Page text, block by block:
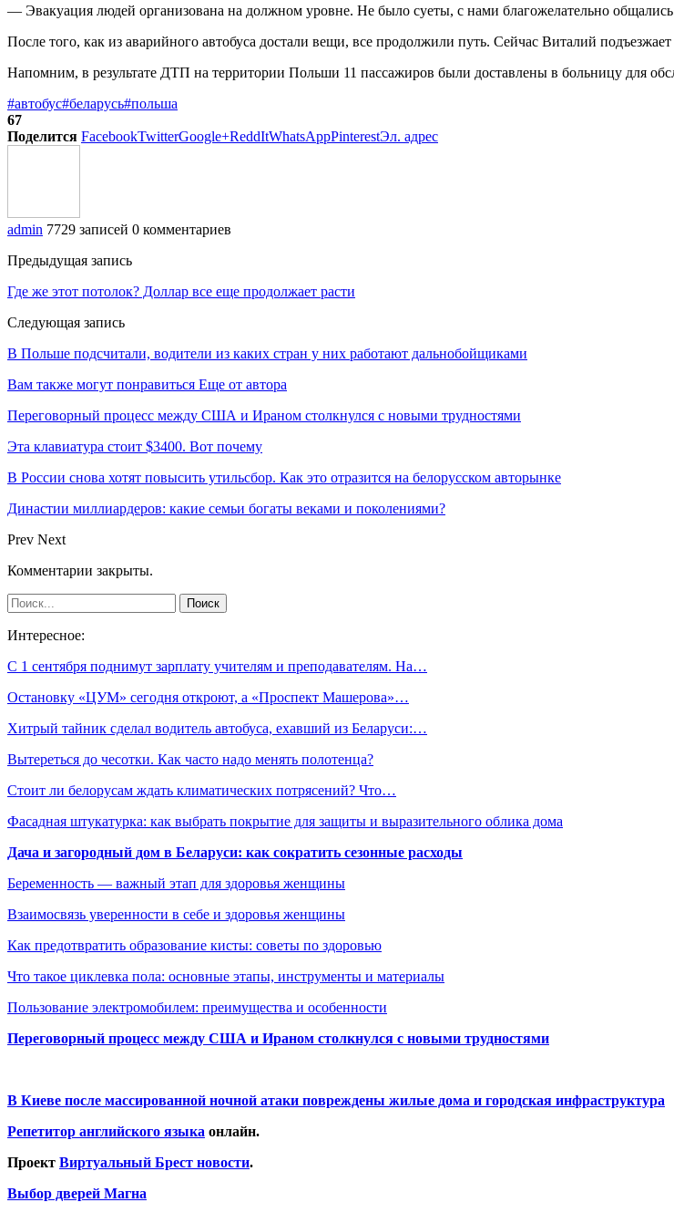
— Эвакуация людей организована на должном уровне. Не было суеты, с нами благожелательно
После того, как из аварийного автобуса достали вещи, все продолжили путь. Сейчас Виталий
Напомним, в результате ДТП на территории Польши 11 пассажиров были доставлены в больницу для
#автобус#беларусь#польша
67
Поделится FacebookTwitterGoogle+ReddItWhatsAppPinterestЭл. адрес
admin 7729 записей 0 комментариев
Предыдущая запись
Где же этот потолок? Доллар все еще продолжает расти
Следующая запись
В Польше подсчитали, водители из каких стран у них работают дальнобойщиками
Вам также могут понравиться Еще от автора
Переговорный процесс между США и Ираном столкнулся с новыми трудностями
Эта клавиатура стоит $3400. Вот почему
В России снова хотят повысить утильсбор. Как это отразится на белорусском авторынке
Династии миллиардеров: какие семьи богаты веками и поколениями?
Prev Next
Комментарии закрыты.
Интересное:
С 1 сентября поднимут зарплату учителям и преподавателям. На…
Остановку «ЦУМ» сегодня откроют, а «Проспект Машерова»…
Хитрый тайник сделал водитель автобуса, ехавший из Беларуси:…
Вытереться до чесотки. Как часто надо менять полотенца?
Стоит ли белорусам ждать климатических потрясений? Что…
Фасадная штукатурка: как выбрать покрытие для защиты и выразительного облика дома
Дача и загородный дом в Беларуси: как сократить сезонные расходы
Беременность — важный этап для здоровья женщины
Взаимосвязь уверенности в себе и здоровья женщины
Как предотвратить образование кисты: советы по здоровью
Что такое циклевка пола: основные этапы, инструменты и материалы
Пользование электромобилем: преимущества и особенности
Переговорный процесс между США и Ираном столкнулся с новыми трудностями
В Киеве после массированной ночной атаки повреждены жилые дома и городская инфраструктура
Репетитор английского языка онлайн.
Проект Виртуальный Брест новости.
Выбор дверей Магна